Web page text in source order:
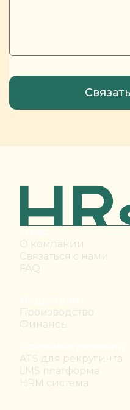
О компании
Связаться с нами
FAQ
Производство
Финансы
ATS для рекрутинга
LMS платформа
HRM система